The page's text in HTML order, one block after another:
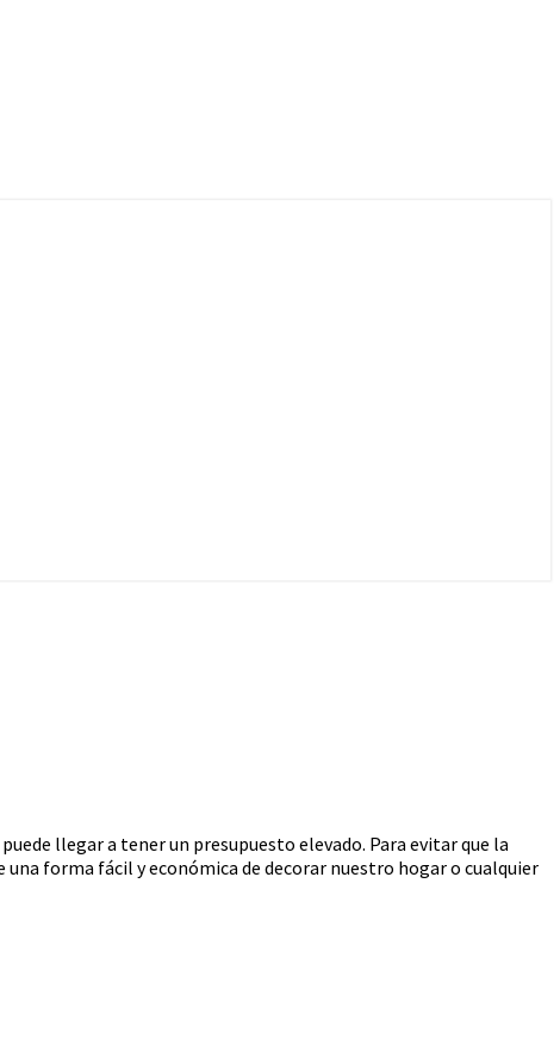
llegar a tener un presupuesto elevado. Para evitar que la
forma fácil y económica de decorar nuestro hogar o cualquier